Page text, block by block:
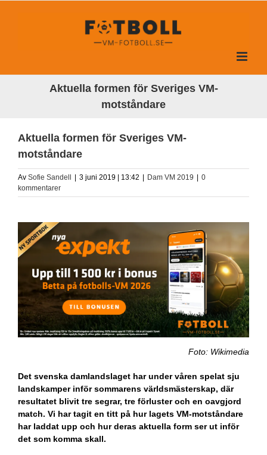
Aktuella formen för Sveriges VM-
motståndare
Aktuella formen för Sveriges VM-
motståndare
Av Sofie Sandell | 3 juni 2019 | 13:42 | Dam VM 2019 | 0
kommentarer
Foto: Wikimedia
Det svenska damlandslaget har under våren spelat sju
landskamper inför sommarens världsmästerskap, där
resultatet blivit tre segrar, tre förluster och en oavgjord
match. Vi har tagit en titt på hur lagets VM-motståndare
har laddat upp och hur deras aktuella form ser ut inför
det som komma skall.